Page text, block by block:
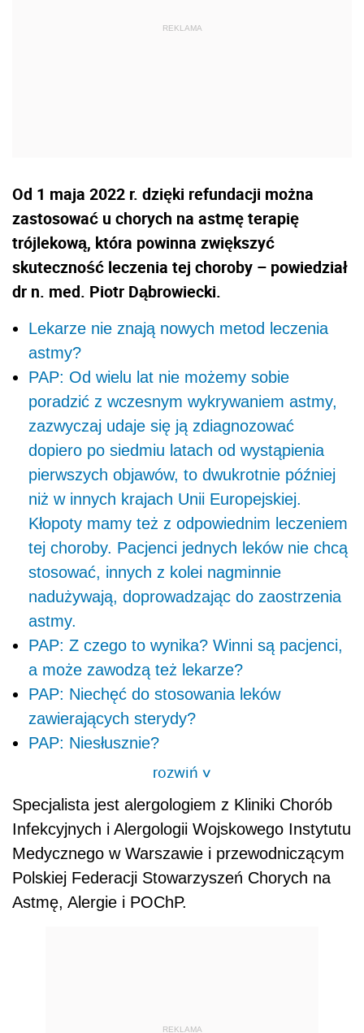
Od 1 maja 2022 r. dzięki refundacji można
zastosować u chorych na astmę terapię
trójlekową, która powinna zwiększyć
skuteczność leczenia tej choroby – powiedział
dr n. med. Piotr Dąbrowiecki.
Lekarze nie znają nowych metod leczenia
astmy?
PAP: Od wielu lat nie możemy sobie
poradzić z wczesnym wykrywaniem astmy,
zazwyczaj udaje się ją zdiagnozować
dopiero po siedmiu latach od wystąpienia
pierwszych objawów, to dwukrotnie później
niż w innych krajach Unii Europejskiej.
Kłopoty mamy też z odpowiednim leczeniem
tej choroby. Pacjenci jednych leków nie chcą
stosować, innych z kolei nagminnie
nadużywają, doprowadzając do zaostrzenia
astmy.
PAP: Z czego to wynika? Winni są pacjenci,
a może zawodzą też lekarze?
PAP: Niechęć do stosowania leków
zawierających sterydy?
PAP: Niesłusznie?
rozwiń>
Specjalista jest alergologiem z Kliniki Chorób
Infekcyjnych i Alergologii Wojskowego Instytutu
Medycznego w Warszawie i przewodniczącym
Polskiej Federacji Stowarzyszeń Chorych na
Astmę, Alergie i POChP.
REKLAMA